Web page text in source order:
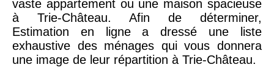
vaste appartement ou une maison spacieuse
à Trie-Château. Afin de déterminer,
Estimation en ligne a dressé une liste
exhaustive des ménages qui vous donnera
une image de leur répartition à Trie-Château.